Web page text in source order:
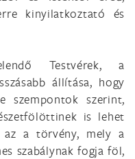
kinyilatkoztató és
Testvérek, a
állítása, hogy
szempontok szerint,
is lehet
az a törvény, mely a
szabálynak fogja föl,